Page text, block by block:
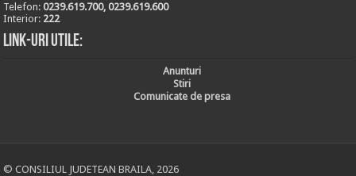
Telefon:0239.619.700, 0239.619.600
Interior: 222
Link-uri utile:
Anunturi
Stiri
Comunicate de presa
© CONSILIUL JUDETEAN BRAILA, 2026